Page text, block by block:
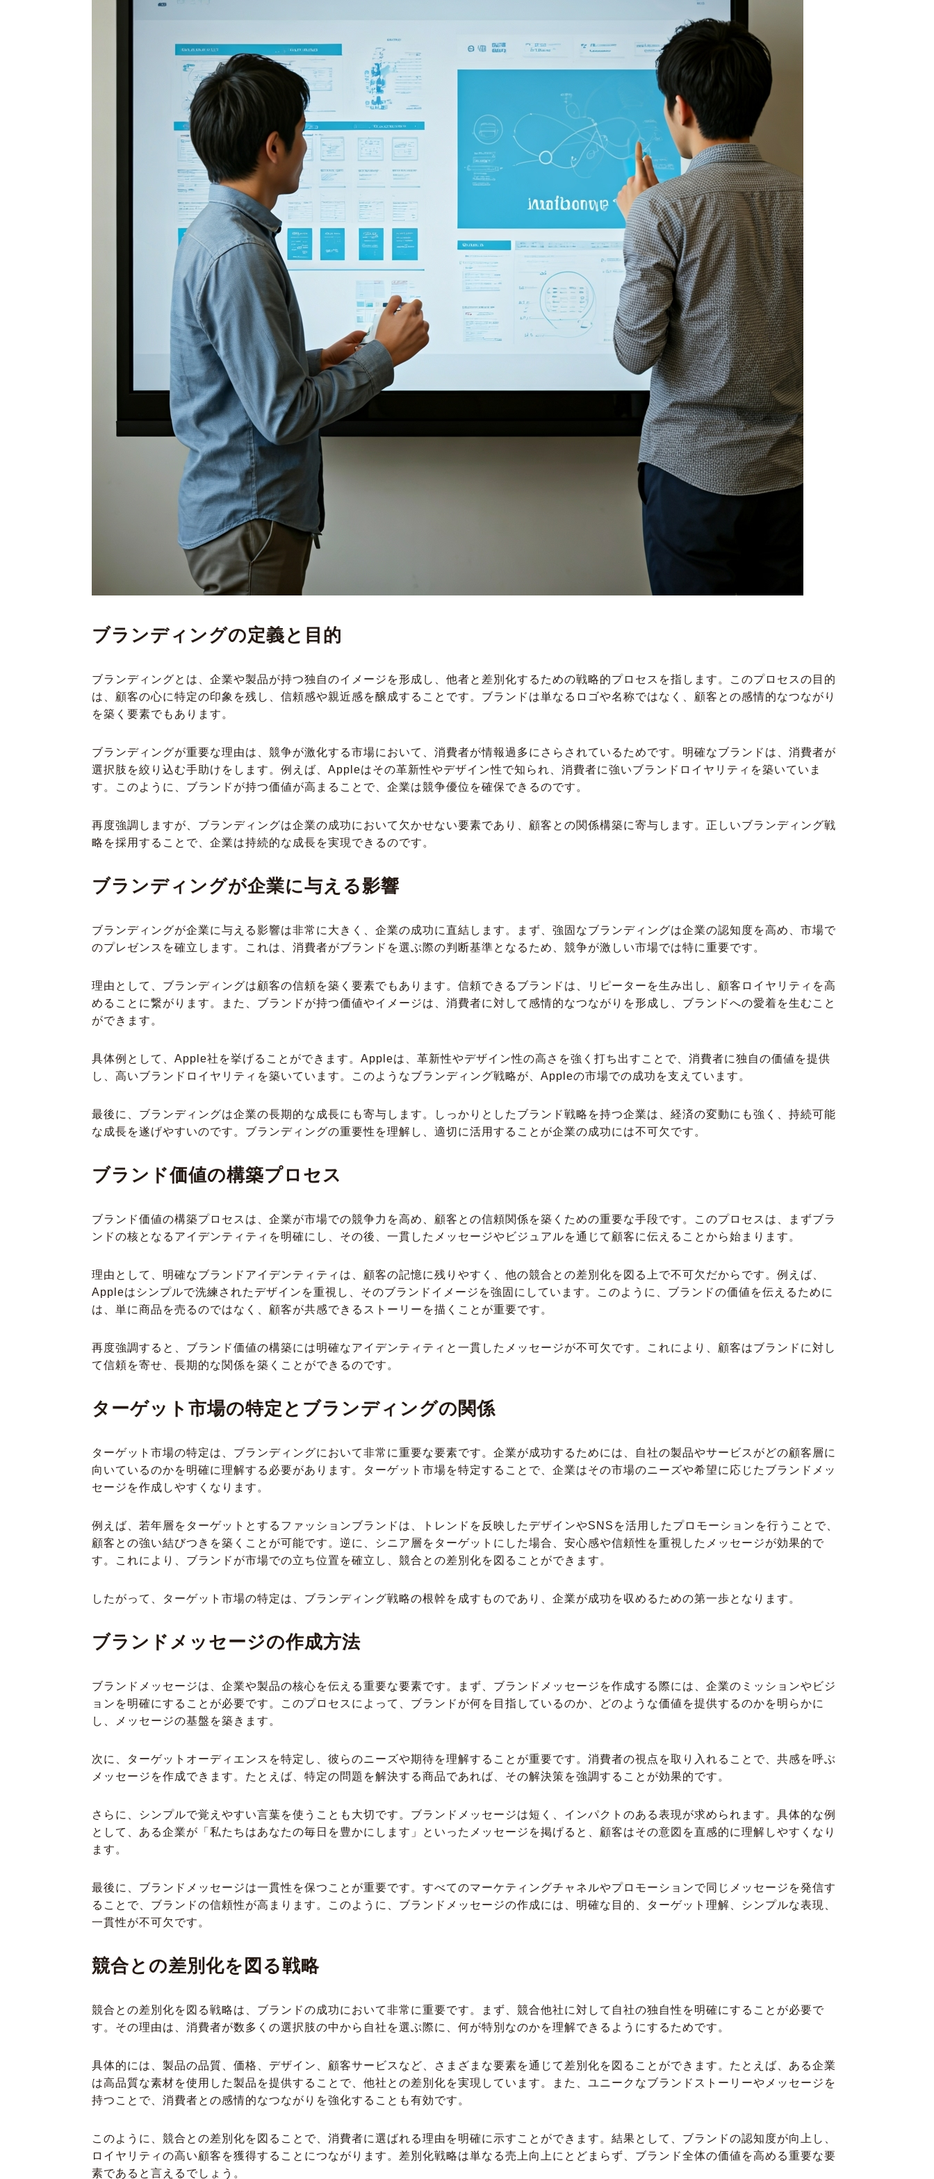
ブランディングの定義と目的
ブランディングとは、企業や製品が持つ独自のイメージを形成し、他者と差別化するための戦略的プロセスを指します。このプロセスの目的
は、顧客の心に特定の印象を残し、信頼感や親近感を醸成することです。ブランドは単なるロゴや名称ではなく、顧客との感情的なつながり
を築く要素でもあります。
ブランディングが重要な理由は、競争が激化する市場において、消費者が情報過多にさらされているためです。明確なブランドは、消費者が
選択肢を絞り込む手助けをします。例えば、Appleはその革新性やデザイン性で知られ、消費者に強いブランドロイヤリティを築いていま
す。このように、ブランドが持つ価値が高まることで、企業は競争優位を確保できるのです。
再度強調しますが、ブランディングは企業の成功において欠かせない要素であり、顧客との関係構築に寄与します。正しいブランディング戦
略を採用することで、企業は持続的な成長を実現できるのです。
ブランディングが企業に与える影響
ブランディングが企業に与える影響は非常に大きく、企業の成功に直結します。まず、強固なブランディングは企業の認知度を高め、市場で
のプレゼンスを確立します。これは、消費者がブランドを選ぶ際の判断基準となるため、競争が激しい市場では特に重要です。
理由として、ブランディングは顧客の信頼を築く要素でもあります。信頼できるブランドは、リピーターを生み出し、顧客ロイヤリティを高
めることに繋がります。また、ブランドが持つ価値やイメージは、消費者に対して感情的なつながりを形成し、ブランドへの愛着を生むこと
ができます。
具体例として、Apple社を挙げることができます。Appleは、革新性やデザイン性の高さを強く打ち出すことで、消費者に独自の価値を提供
し、高いブランドロイヤリティを築いています。このようなブランディング戦略が、Appleの市場での成功を支えています。
最後に、ブランディングは企業の長期的な成長にも寄与します。しっかりとしたブランド戦略を持つ企業は、経済の変動にも強く、持続可能
な成長を遂げやすいのです。ブランディングの重要性を理解し、適切に活用することが企業の成功には不可欠です。
ブランド価値の構築プロセス
ブランド価値の構築プロセスは、企業が市場での競争力を高め、顧客との信頼関係を築くための重要な手段です。このプロセスは、まずブラ
ンドの核となるアイデンティティを明確にし、その後、一貫したメッセージやビジュアルを通じて顧客に伝えることから始まります。
理由として、明確なブランドアイデンティティは、顧客の記憶に残りやすく、他の競合との差別化を図る上で不可欠だからです。例えば、
Appleはシンプルで洗練されたデザインを重視し、そのブランドイメージを強固にしています。このように、ブランドの価値を伝えるために
は、単に商品を売るのではなく、顧客が共感できるストーリーを描くことが重要です。
再度強調すると、ブランド価値の構築には明確なアイデンティティと一貫したメッセージが不可欠です。これにより、顧客はブランドに対し
て信頼を寄せ、長期的な関係を築くことができるのです。
ターゲット市場の特定とブランディングの関係
ターゲット市場の特定は、ブランディングにおいて非常に重要な要素です。企業が成功するためには、自社の製品やサービスがどの顧客層に
向いているのかを明確に理解する必要があります。ターゲット市場を特定することで、企業はその市場のニーズや希望に応じたブランドメッ
セージを作成しやすくなります。
例えば、若年層をターゲットとするファッションブランドは、トレンドを反映したデザインやSNSを活用したプロモーションを行うことで、
顧客との強い結びつきを築くことが可能です。逆に、シニア層をターゲットにした場合、安心感や信頼性を重視したメッセージが効果的で
す。これにより、ブランドが市場での立ち位置を確立し、競合との差別化を図ることができます。
したがって、ターゲット市場の特定は、ブランディング戦略の根幹を成すものであり、企業が成功を収めるための第一歩となります。
ブランドメッセージの作成方法
ブランドメッセージは、企業や製品の核心を伝える重要な要素です。まず、ブランドメッセージを作成する際には、企業のミッションやビジ
ョンを明確にすることが必要です。このプロセスによって、ブランドが何を目指しているのか、どのような価値を提供するのかを明らかに
し、メッセージの基盤を築きます。
次に、ターゲットオーディエンスを特定し、彼らのニーズや期待を理解することが重要です。消費者の視点を取り入れることで、共感を呼ぶ
メッセージを作成できます。たとえば、特定の問題を解決する商品であれば、その解決策を強調することが効果的です。
さらに、シンプルで覚えやすい言葉を使うことも大切です。ブランドメッセージは短く、インパクトのある表現が求められます。具体的な例
として、ある企業が「私たちはあなたの毎日を豊かにします」といったメッセージを掲げると、顧客はその意図を直感的に理解しやすくなり
ます。
最後に、ブランドメッセージは一貫性を保つことが重要です。すべてのマーケティングチャネルやプロモーションで同じメッセージを発信す
ることで、ブランドの信頼性が高まります。このように、ブランドメッセージの作成には、明確な目的、ターゲット理解、シンプルな表現、
一貫性が不可欠です。
競合との差別化を図る戦略
競合との差別化を図る戦略は、ブランドの成功において非常に重要です。まず、競合他社に対して自社の独自性を明確にすることが必要で
す。その理由は、消費者が数多くの選択肢の中から自社を選ぶ際に、何が特別なのかを理解できるようにするためです。
具体的には、製品の品質、価格、デザイン、顧客サービスなど、さまざまな要素を通じて差別化を図ることができます。たとえば、ある企業
は高品質な素材を使用した製品を提供することで、他社との差別化を実現しています。また、ユニークなブランドストーリーやメッセージを
持つことで、消費者との感情的なつながりを強化することも有効です。
このように、競合との差別化を図ることで、消費者に選ばれる理由を明確に示すことができます。結果として、ブランドの認知度が向上し、
ロイヤリティの高い顧客を獲得することにつながります。差別化戦略は単なる売上向上にとどまらず、ブランド全体の価値を高める重要な要
素であると言えるでしょう。